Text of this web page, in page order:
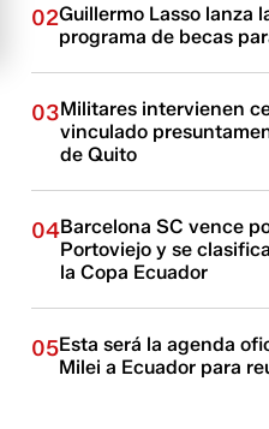
02Guillermo Lasso lanza
programa de becas
03Militares intervienen
vinculado
de Quito
04Barcelona SC vence
Portoviejo y se
la Copa Ecuador
05Esta será la agenda
Milei a Ecuador para